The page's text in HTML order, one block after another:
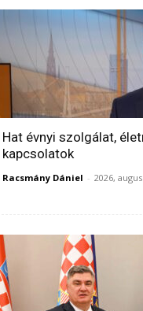
Hat évnyi szolgálat,
kapcsolatok
Racsmány Dániel - 2026,